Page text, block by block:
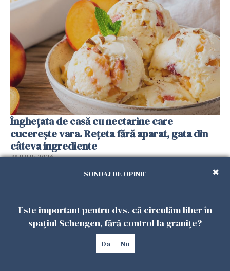
Înghețata de casă cu nectarine care
cucerește vara. Rețeta fără aparat, gata din
câteva ingrediente
25 IULIE 2026
SONDAJ DE OPINIE
Este important pentru dvs. că circulăm liber în
spațiul Schengen, fără control la granițe?
Da Nu